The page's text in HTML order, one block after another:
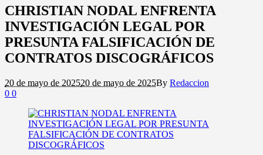
CHRISTIAN NODAL ENFRENTA
INVESTIGACIÓN LEGAL POR
PRESUNTA FALSIFICACIÓN DE
CONTRATOS DISCOGRÁFICOS
20 de mayo de 202520 de mayo de 2025By Redaccion
0 0